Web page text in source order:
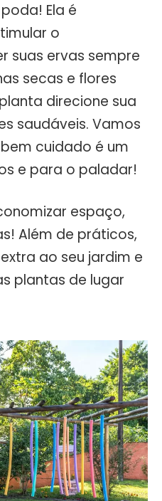
Ela é
o
suas ervas sempre
secas e flores
direcione sua
saudáveis. Vamos
cuidado é um
e para o paladar!
espaço,
Além de práticos,
ao seu jardim e
plantas de lugar